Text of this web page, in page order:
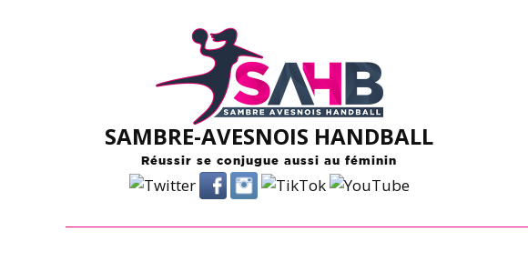
SAMBRE-AVESNOIS HANDBALL
Réussir se conjugue aussi au féminin